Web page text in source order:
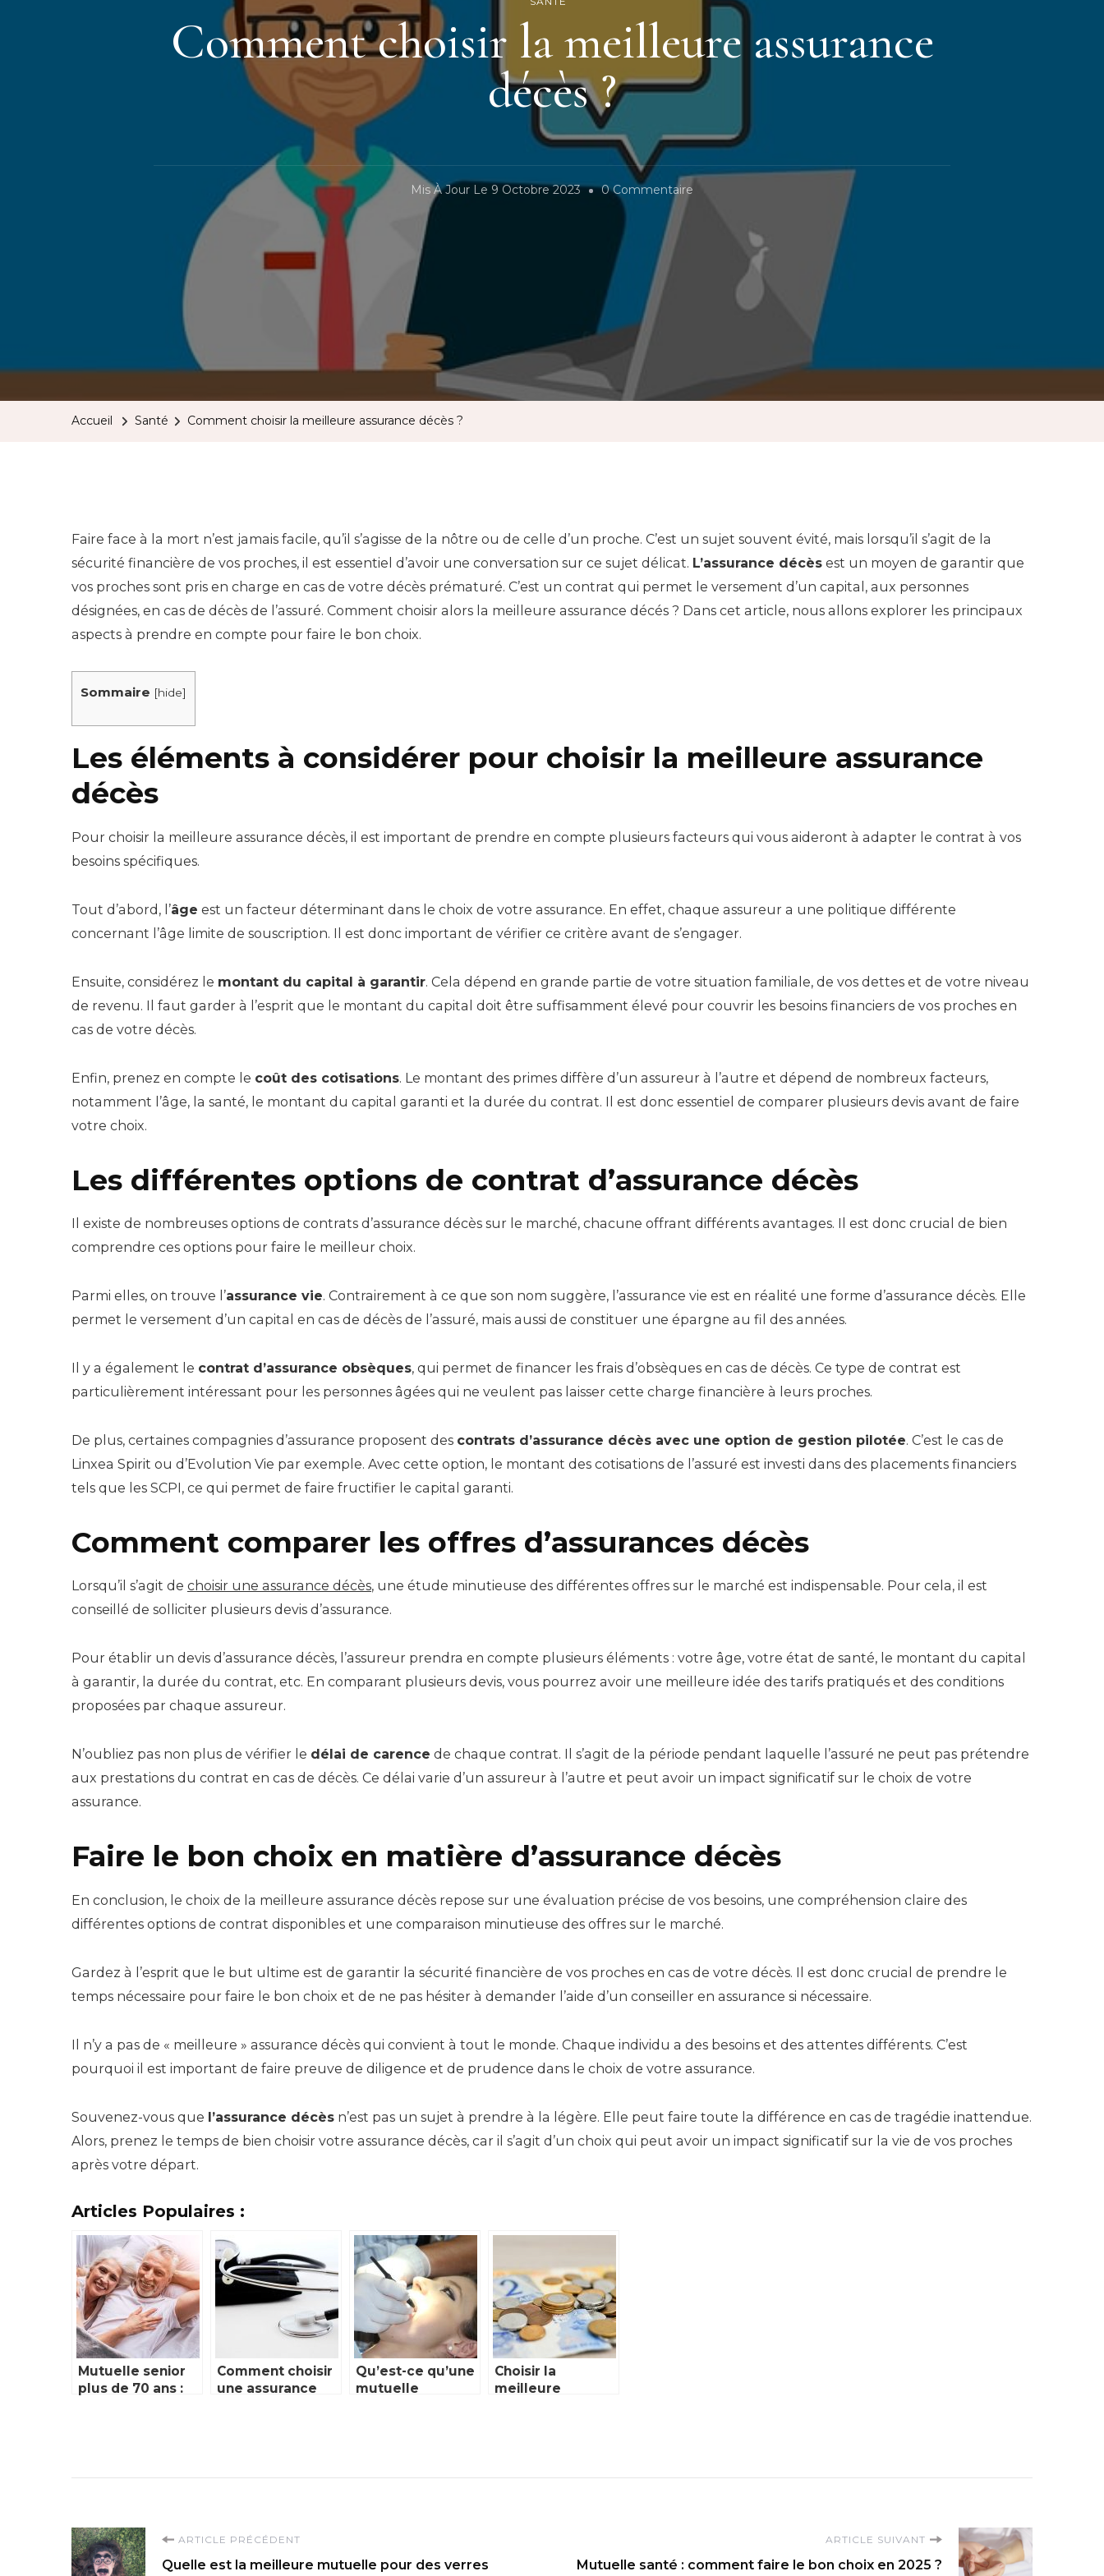
Comment choisir la meilleure assurance
décès ?
Mis À Jour Le 9 Octobre 2023 0 Commentaire
Meilleure
Assurance
Accueil Santé Comment choisir la meilleure assurance décès ?
Faire face à la mort n’est jamais facile, qu’il s’agisse de la nôtre ou de celle d’un proche. C’est un sujet souvent évité, mais lorsqu’il s’agit de la
sécurité financière de vos proches, il est essentiel d’avoir une conversation sur ce sujet délicat. L’assurance décès est un moyen de garantir que
vos proches sont pris en charge en cas de votre décès prématuré. C’est un contrat qui permet le versement d’un capital, aux personnes
désignées, en cas de décès de l’assuré. Comment choisir alors la meilleure assurance décés ? Dans cet article, nous allons explorer les principaux
aspects à prendre en compte pour faire le bon choix.
Sommaire [hide]
Les éléments à considérer pour choisir la meilleure assurance
décès
Pour choisir la meilleure assurance décès, il est important de prendre en compte plusieurs facteurs qui vous aideront à adapter le contrat à vos
besoins spécifiques.
Tout d’abord, l’âge est un facteur déterminant dans le choix de votre assurance. En effet, chaque assureur a une politique différente
concernant l’âge limite de souscription. Il est donc important de vérifier ce critère avant de s’engager.
Ensuite, considérez le montant du capital à garantir. Cela dépend en grande partie de votre situation familiale, de vos dettes et de votre niveau
de revenu. Il faut garder à l’esprit que le montant du capital doit être suffisamment élevé pour couvrir les besoins financiers de vos proches en
cas de votre décès.
Enfin, prenez en compte le coût des cotisations. Le montant des primes diffère d’un assureur à l’autre et dépend de nombreux facteurs,
notamment l’âge, la santé, le montant du capital garanti et la durée du contrat. Il est donc essentiel de comparer plusieurs devis avant de faire
votre choix.
Les différentes options de contrat d’assurance décès
Il existe de nombreuses options de contrats d’assurance décès sur le marché, chacune offrant différents avantages. Il est donc crucial de bien
comprendre ces options pour faire le meilleur choix.
Parmi elles, on trouve l’assurance vie. Contrairement à ce que son nom suggère, l’assurance vie est en réalité une forme d’assurance décès. Elle
permet le versement d’un capital en cas de décès de l’assuré, mais aussi de constituer une épargne au fil des années.
Il y a également le contrat d’assurance obsèques, qui permet de financer les frais d’obsèques en cas de décès. Ce type de contrat est
particulièrement intéressant pour les personnes âgées qui ne veulent pas laisser cette charge financière à leurs proches.
De plus, certaines compagnies d’assurance proposent des contrats d’assurance décès avec une option de gestion pilotée. C’est le cas de
Linxea Spirit ou d’Evolution Vie par exemple. Avec cette option, le montant des cotisations de l’assuré est investi dans des placements financiers
tels que les SCPI, ce qui permet de faire fructifier le capital garanti.
Comment comparer les offres d’assurances décès
Lorsqu’il s’agit de choisir une assurance décès, une étude minutieuse des différentes offres sur le marché est indispensable. Pour cela, il est
conseillé de solliciter plusieurs devis d’assurance.
Pour établir un devis d’assurance décès, l’assureur prendra en compte plusieurs éléments : votre âge, votre état de santé, le montant du capital
à garantir, la durée du contrat, etc. En comparant plusieurs devis, vous pourrez avoir une meilleure idée des tarifs pratiqués et des conditions
proposées par chaque assureur.
N’oubliez pas non plus de vérifier le délai de carence de chaque contrat. Il s’agit de la période pendant laquelle l’assuré ne peut pas prétendre
aux prestations du contrat en cas de décès. Ce délai varie d’un assureur à l’autre et peut avoir un impact significatif sur le choix de votre
assurance.
Faire le bon choix en matière d’assurance décès
En conclusion, le choix de la meilleure assurance décès repose sur une évaluation précise de vos besoins, une compréhension claire des
différentes options de contrat disponibles et une comparaison minutieuse des offres sur le marché.
Gardez à l’esprit que le but ultime est de garantir la sécurité financière de vos proches en cas de votre décès. Il est donc crucial de prendre le
temps nécessaire pour faire le bon choix et de ne pas hésiter à demander l’aide d’un conseiller en assurance si nécessaire.
Il n’y a pas de « meilleure » assurance décès qui convient à tout le monde. Chaque individu a des besoins et des attentes différents. C’est
pourquoi il est important de faire preuve de diligence et de prudence dans le choix de votre assurance.
Souvenez-vous que l’assurance décès n’est pas un sujet à prendre à la légère. Elle peut faire toute la différence en cas de tragédie inattendue.
Alors, prenez le temps de bien choisir votre assurance décès, car il s’agit d’un choix qui peut avoir un impact significatif sur la vie de vos proches
après votre départ.
Articles Populaires :
Mutuelle senior
plus de 70 ans :
Comment choisir
une assurance
Qu’est-ce qu’une
mutuelle
Choisir la
meilleure
Navigation
ARTICLE PRÉCÉDENT
Quelle est la meilleure mutuelle pour des verres
ARTICLE SUIVANT
Mutuelle santé : comment faire le bon choix en 2025 ?